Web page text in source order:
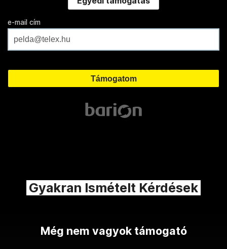
e-mail cím
Gyakran Ismételt Kérdések
Még nem vagyok támogató